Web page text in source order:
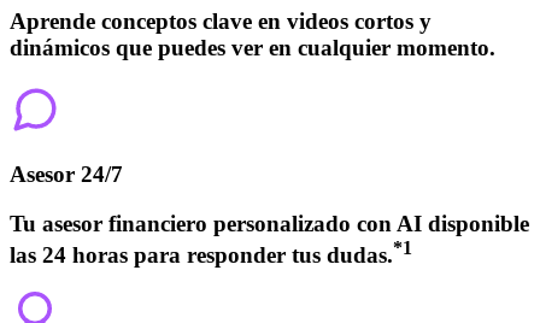
Aprende conceptos clave en videos cortos y
dinámicos que puedes ver en cualquier momento.
Asesor 24/7
Tu asesor financiero personalizado con AI disponible
las 24 horas para responder tus dudas.*1